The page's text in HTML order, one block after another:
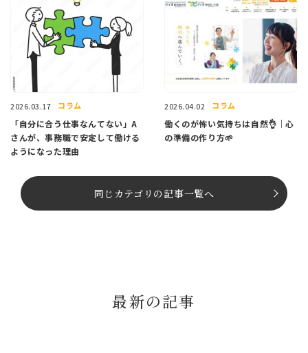
2026.03.17 コラム
「自分に合う仕事なんてない」A
さんが、事務職で安定して働ける
ようになった理由
2026.04.02 コラム
働くのが怖い気持ちは自然👌｜心
の準備の作り方🌱
同じカテゴリの記事⼀覧へ
最新の記事